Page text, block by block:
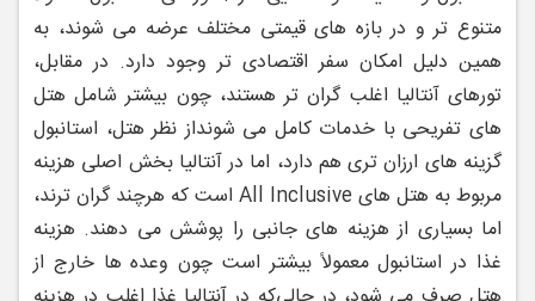
متنوع ‌تر و در بازه ‌های قیمتی مختلف عرضه می ‌شوند، به
همین دلیل امکان سفر اقتصادی ‌تر وجود دارد. در مقابل،
تورهای آنتالیا اغلب گران ‌تر هستند، چون بیشتر شامل هتل‌
های تفریحی با خدمات کامل می ‌شونداز نظر هتل، استانبول
گزینه ‌های ارزان ‌تری هم دارد، اما در آنتالیا بخش اصلی هزینه
مربوط به هتل ‌های All Inclusive است که هرچند گران ‌ترند،
اما بسیاری از هزینه ‌های جانبی را پوشش می ‌دهند. هزینه
غذا در استانبول معمولاً بیشتر است چون وعده ‌ها خارج از